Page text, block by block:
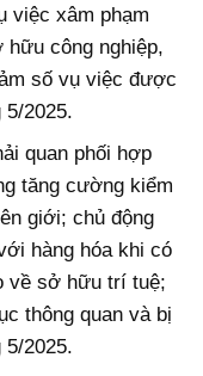
việc xâm phạm
công nghiệp,
số vụ việc được
2025.
quan phối hợp
tăng cường kiểm
giới; chủ động
hàng hóa khi có
về sở hữu trí tuệ;
thông quan và bị
2025.